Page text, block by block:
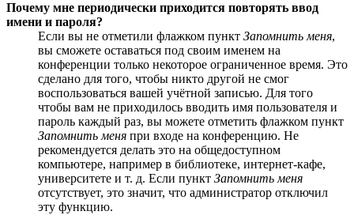
Почему мне периодически приходится повторять ввод
имени и пароля?
Если вы не отметили флажком пункт Запомнить меня,
вы сможете оставаться под своим именем на
конференции только некоторое ограниченное время. Это
сделано для того, чтобы никто другой не смог
воспользоваться вашей учётной записью. Для того
чтобы вам не приходилось вводить имя пользователя и
пароль каждый раз, вы можете отметить флажком пункт
Запомнить меня при входе на конференцию. Не
рекомендуется делать это на общедоступном
компьютере, например в библиотеке, интернет-кафе,
университете и т. д. Если пункт Запомнить меня
отсутствует, это значит, что администратор отключил
эту функцию.